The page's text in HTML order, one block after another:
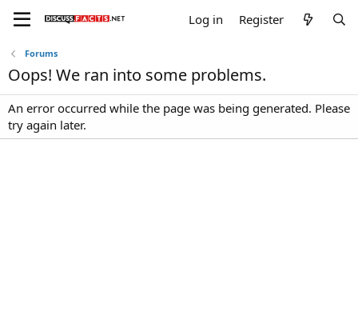
Log in Register
Forums
Oops! We ran into some problems.
An error occurred while the page was being generated. Please
try again later.